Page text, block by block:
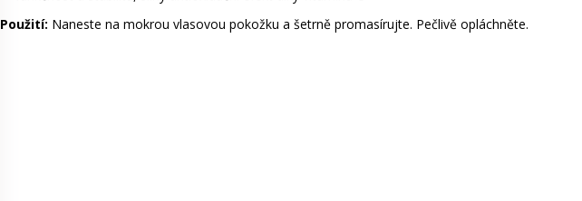
Použití: Naneste na mokrou vlasovou pokožku a šetrně promasírujte. Pečlivě opláchněte.